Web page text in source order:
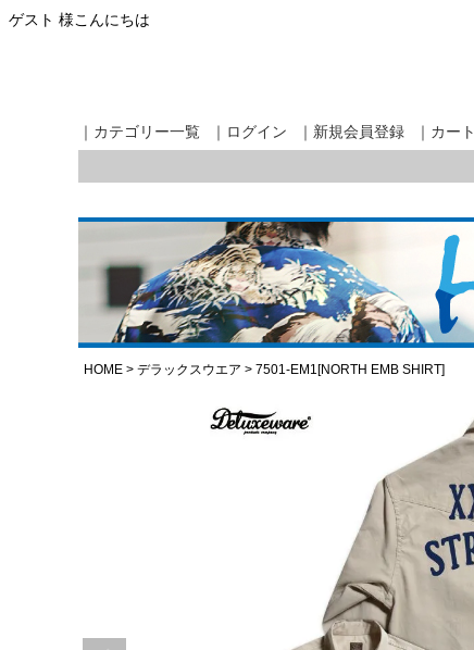
ゲスト 様こんにちは
｜カテゴリー一覧 ｜ログイン ｜新規会員登録 ｜カート
HOME デラックスウエア 7501-EM1[NORTH EMB SHIRT]